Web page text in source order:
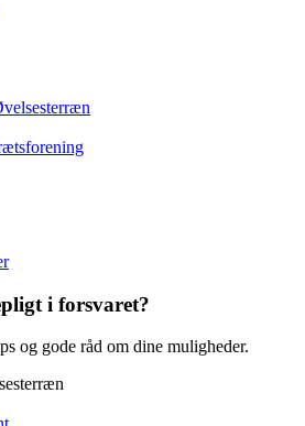
i forsvaret?
og gode råd om dine muligheder.